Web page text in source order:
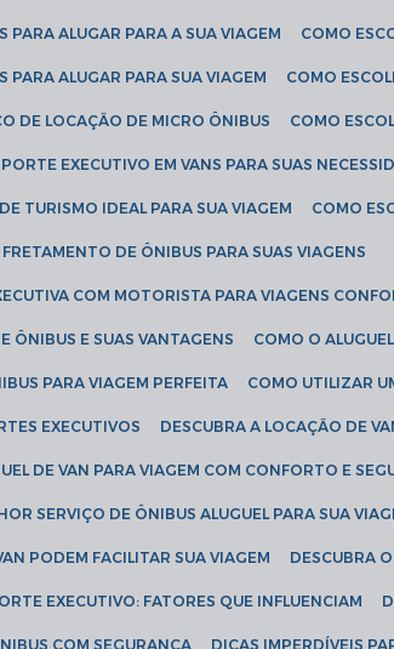
PARA ALUGAR PARA A SUA VIAGEM COMO
PARA ALUGAR PARA SUA VIAGEM COMO
DE LOCAÇÃO DE MICRO ÔNIBUS COMO
EXECUTIVO EM VANS PARA SUAS
TURISMO IDEAL PARA SUA VIAGEM COMO
FRETAMENTO DE ÔNIBUS PARA SUAS VIAGENS
COM MOTORISTA PARA VIAGENS
ÔNIBUS E SUAS VANTAGENS COMO O
PARA VIAGEM PERFEITA COMO UTILIZAR
EXECUTIVOS DESCUBRA A LOCAÇÃO DE
DE VAN PARA VIAGEM COM CONFORTO E
SERVIÇO DE ÔNIBUS ALUGUEL PARA SUA
PODEM FACILITAR SUA VIAGEM DESCUBRA
EXECUTIVO: FATORES QUE INFLUENCIAM
COM SEGURANÇA DICAS IMPERDÍVEIS